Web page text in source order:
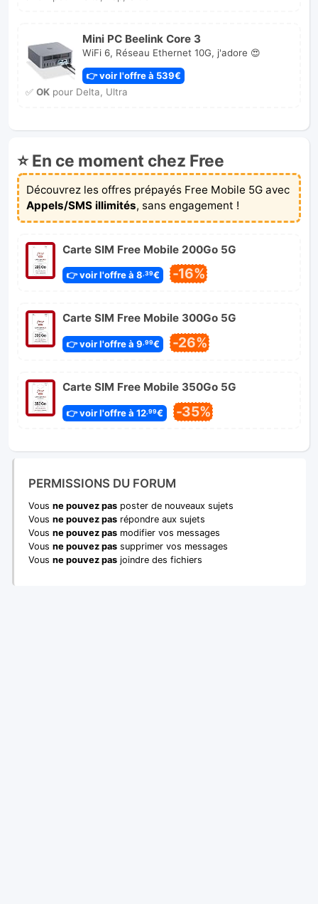
Mini PC Beelink Core 3
WiFi 6, Réseau Ethernet 10G, j'adore 😍
👉 voir l'offre à 539€
✅ OKpour Delta, Ultra
⭐ En ce moment chez Free
Découvrez les offres prépayés Free Mobile 5G avec
Appels/SMS illimités, sans engagement !
Carte SIM Free Mobile 200Go 5G
👉 voir l'offre à 8 ,39€ -16%
Carte SIM Free Mobile 300Go 5G
👉 voir l'offre à 9 ,99€ -26%
Carte SIM Free Mobile 350Go 5G
👉 voir l'offre à 12,99€ -35%
PERMISSIONS DU FORUM
Vous ne pouvez pas poster de nouveaux sujets
Vous ne pouvez pas répondre aux sujets
Vous ne pouvez pas modifier vos messages
Vous ne pouvez pas supprimer vos messages
Vous ne pouvez pas joindre des fichiers